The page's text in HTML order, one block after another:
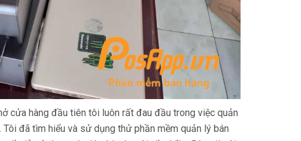
cửa hàng đầu tiên tôi luôn rất đau đầu trong việc quản
đã tìm hiểu và sử dụng thử phần mềm quản lý bán